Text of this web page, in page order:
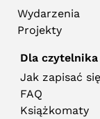
Wydarzenia
Projekty
Dla czytelnika
Jak zapisać
FAQ
Książkomaty